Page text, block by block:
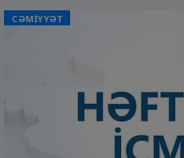
CƏMİYYƏT